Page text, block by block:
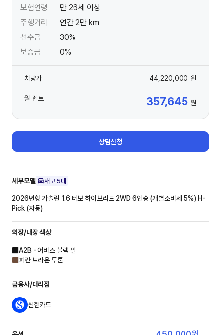
보험연령
만 26세 이상
주행거리
연간 2만 km
선수금
30%
보증금
0%
차량가 44,220,000 원
월 렌트 357,645 원
상담신청
세부모델 재고 5대
2026년형 가솔린 1.6 터보 하이브리드 2WD 6인승 (개별소비세 5%) H-
Pick (자동)
외장/내장색상
A2B - 어비스 블랙 펄
피칸 브라운 투톤
금융사/대리점
신한카드